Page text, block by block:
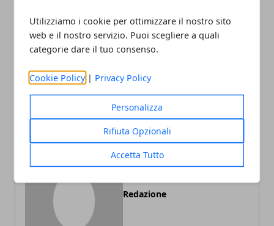
Utilizziamo i cookie per ottimizzare il nostro sito
web e il nostro servizio. Puoi scegliere a quali
categorie dare il tuo consenso.
Cookie Policy | Privacy Policy
Personalizza
Rifiuta Opzionali
Accetta Tutto
Articolo Precedente
Costruire una piscina
interrata senza permessi:
si può?
Redazione